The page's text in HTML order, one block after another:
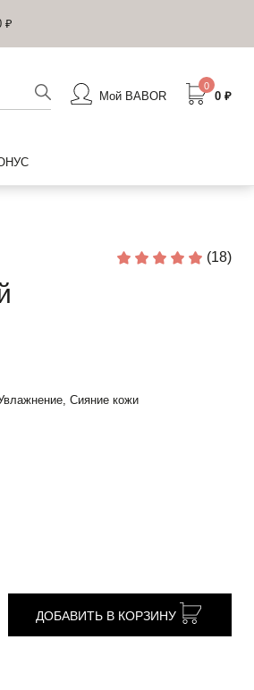
₽
Мой BABOR
0
0 ₽
(18)
Сияние кожи
ДОБАВИТЬ В КОРЗИНУ